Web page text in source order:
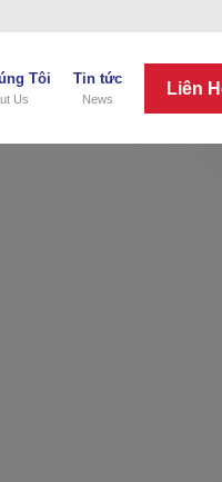
Tôi
Us
Tin tức
News
Liên